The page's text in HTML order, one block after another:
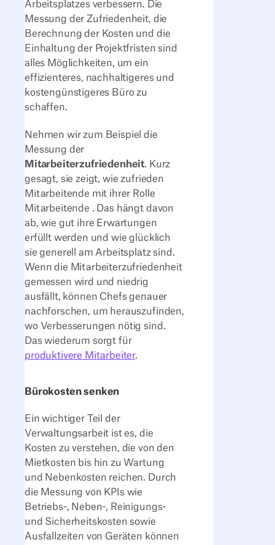
Arbeitsplatzes verbessern. Die
Messung der Zufriedenheit, die
Berechnung der Kosten und die
Einhaltung der Projektfristen sind
alles Möglichkeiten, um ein
effizienteres, nachhaltigeres und
kostengünstigeres Büro zu
schaffen.
Nehmen wir zum Beispiel die
Messung der
Mitarbeiterzufriedenheit. Kurz
gesagt, sie zeigt, wie zufrieden
Mitarbeitende mit ihrer Rolle
Mitarbeitende . Das hängt davon
ab, wie gut ihre Erwartungen
erfüllt werden und wie glücklich
sie generell am Arbeitsplatz sind.
Wenn die Mitarbeiterzufriedenheit
gemessen wird und niedrig
ausfällt, können Chefs genauer
nachforschen, um herauszufinden,
wo Verbesserungen nötig sind.
Das wiederum sorgt für
produktivere Mitarbeiter.
Bürokosten senken
Ein wichtiger Teil der
Verwaltungsarbeit ist es, die
Kosten zu verstehen, die von den
Mietkosten bis hin zu Wartung
und Nebenkosten reichen. Durch
die Messung von KPIs wie
Betriebs-, Neben-, Reinigungs-
und Sicherheitskosten sowie
Ausfallzeiten von Geräten können